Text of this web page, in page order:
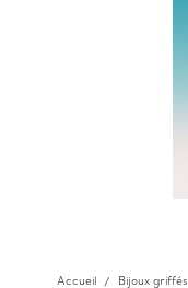
Accueil Bijoux griffés